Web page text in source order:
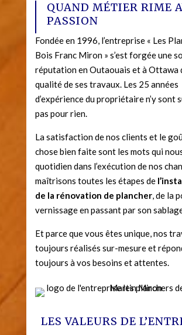
QUAND MÉTIER RIME
PASSION
Fondée en 1996, l’entreprise « Les
Bois Franc Miron » s’est forgée une
réputation en Outaouais et à Ottawa
qualité de ses travaux. Les 25 années
d’expérience du propriétaire n’y sont
pas pour rien.
La satisfaction de nos clients et le
chose bien faite sont les mots qui
quotidien dans l’exécution de nos
maîtrisons toutes les étapes de
de la rénovation de plancher, de la
vernissage en passant par son
Et parce que vous êtes unique, nos
toujours réalisés sur-mesure et
toujours à vos besoins et attentes.
LES VALEURS DE